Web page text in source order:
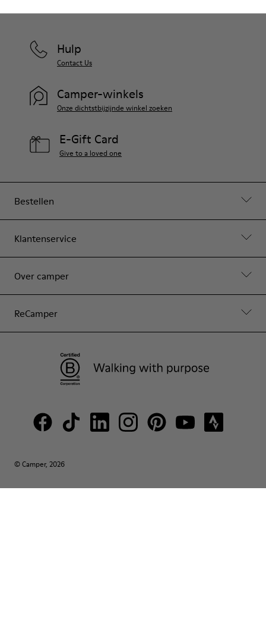
Bestellen
Klantenservice
Over camper
ReCamper
Hulp
Contact Us
Camper-winkels
Onze dichtstbijzijnde winkel zoeken
E-Gift Card
Give to a loved one
© Camper, 2026